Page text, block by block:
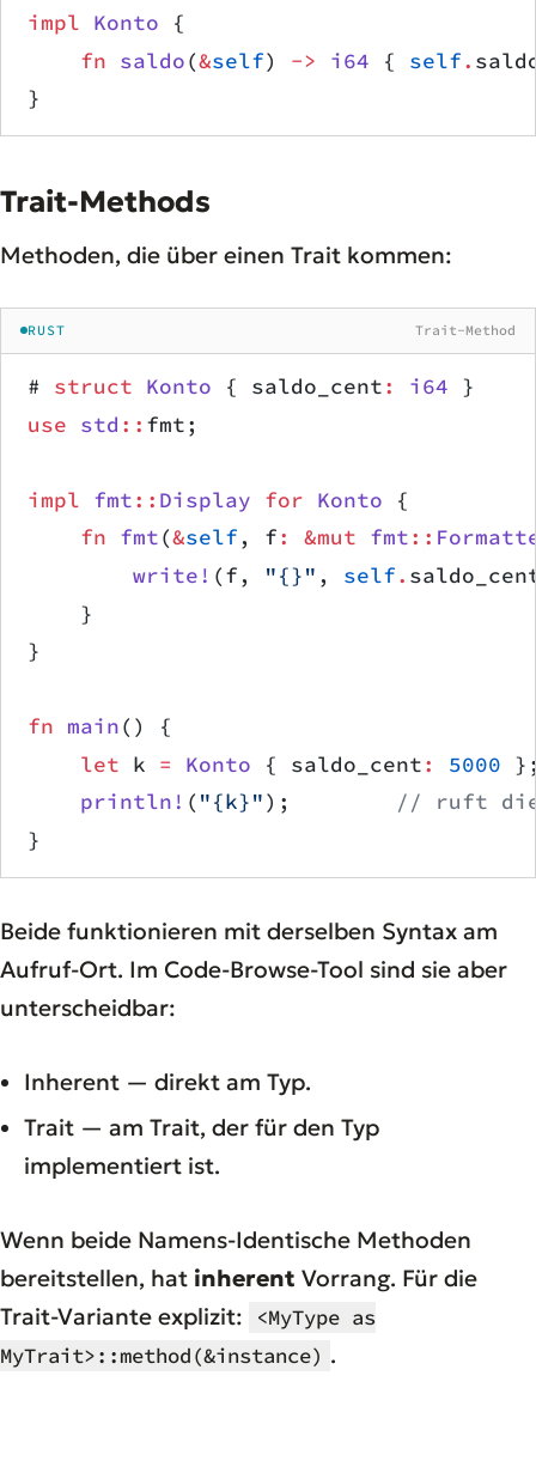
impl Konto {
    fn
saldo(&self) -> i64 { self.
}
Trait-Methods
Methoden, die über einen Trait kommen:
RUST Trait-Method
# struct Konto { saldo_cent: i64 }
use std :: fmt;
impl fmt:: Display for Konto {
    fn
fmt(&self, f: &mut fmt::
        write!
(f, "{}" , self.
    }
}
fn main() {
    let
k = Konto { saldo_cent: 5000
    println!
( "{k}"); // ruft die
}
Beide funktionieren mit derselben Syntax am
Aufruf-Ort. Im Code-Browse-Tool sind sie aber
unterscheidbar:
Inherent — direkt am Typ.
Trait — am Trait, der für den Typ
implementiert ist.
Wenn beide Namens-Identische Methoden
bereitstellen, hat inherent Vorrang. Für die
Trait-Variante explizit:
<MyType as
MyTrait>::method(&instance) .